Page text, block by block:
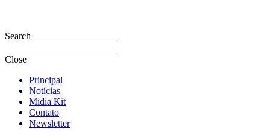
Search
Close
Principal
Notícias
Midia Kit
Contato
Newsletter